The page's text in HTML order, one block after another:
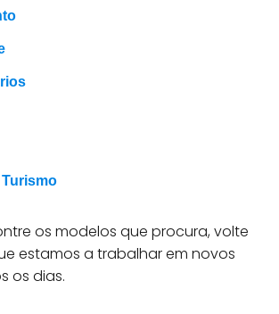
os modelos que procura, volte
estamos a trabalhar em novos
os dias.